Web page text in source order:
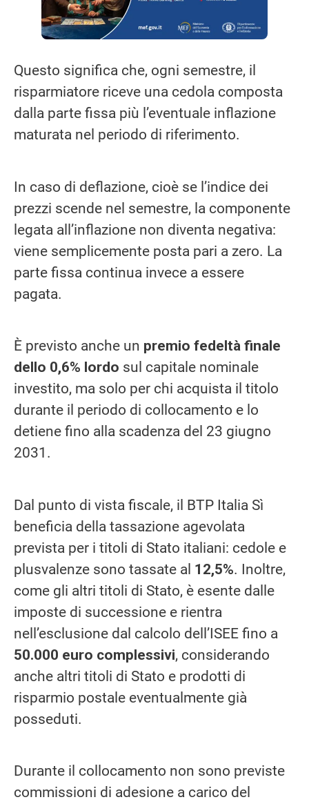
Questo significa che, ogni semestre, il
risparmiatore riceve una cedola composta
dalla parte fissa più l’eventuale inflazione
maturata nel periodo di riferimento.
In caso di deflazione, cioè se l’indice dei
prezzi scende nel semestre, la componente
legata all’inflazione non diventa negativa:
viene semplicemente posta pari a zero. La
parte fissa continua invece a essere
pagata.
È previsto anche un premio fedeltà finale
dello 0,6% lordo sul capitale nominale
investito, ma solo per chi acquista il titolo
durante il periodo di collocamento e lo
detiene fino alla scadenza del 23 giugno
2031.
Dal punto di vista fiscale, il BTP Italia Sì
beneficia della tassazione agevolata
prevista per i titoli di Stato italiani: cedole e
plusvalenze sono tassate al 12,5%. Inoltre,
come gli altri titoli di Stato, è esente dalle
imposte di successione e rientra
nell’esclusione dal calcolo dell’ISEE fino a
50.000 euro complessivi, considerando
anche altri titoli di Stato e prodotti di
risparmio postale eventualmente già
posseduti.
Durante il collocamento non sono previste
commissioni di adesione a carico del